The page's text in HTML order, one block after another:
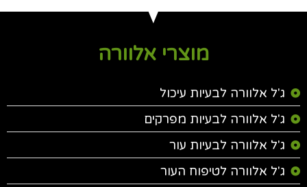
מוצרי אלוורה
ג'ל אלוורה לבעיות עיכול
ג'ל אלוורה לבעיות מפרקים
ג'ל אלוורה לבעיות עור
ג'ל אלוורה לטיפוח העור